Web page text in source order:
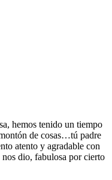
hemos tenido un tiempo
de cosas…tú padre
atento y agradable con
nos dio, fabulosa por cierto